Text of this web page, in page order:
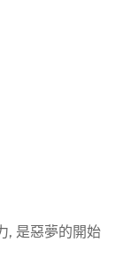
, 是惡夢的開始